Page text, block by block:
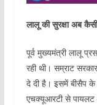
लालू की सुरक्षा अब कैसी
पूर्व मुख्यमंत्री लालू
रही थी। सम्राट
दे दी है। इसमें बीसैप के
एचक्यूआरटी से पायलट